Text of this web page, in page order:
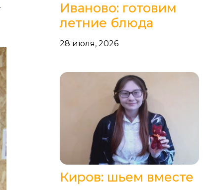
Иваново: готовим
летние блюда
28 июля, 2026
Киров: шьем вместе